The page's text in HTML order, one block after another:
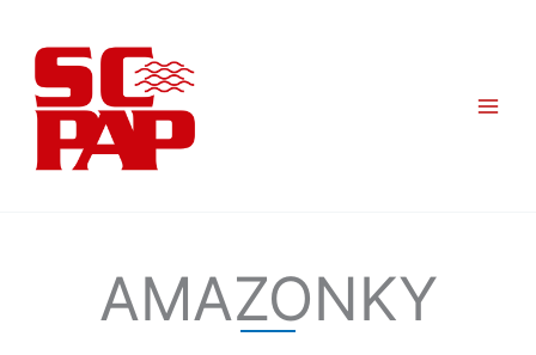
obsah
AMAZONKY